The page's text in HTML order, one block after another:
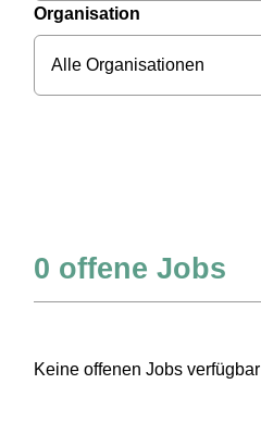
Organisation
Alle Organisationen
0 offene Jobs
Keine offenen Jobs verfügbar